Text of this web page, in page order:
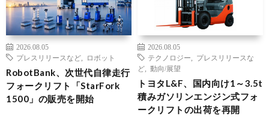
2026.08.05
プレスリリースなど
ロボット
RobotBank、次世代自律走行
フォークリフト「StarFork
1500」の販売を開始
2026.08.05
テクノロジー
プレスリリースな
ど
動向/展望
トヨタL&F、国内向け1～3.5t
積みガソリンエンジン式フォ
ークリフトの出荷を再開